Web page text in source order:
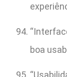
boa